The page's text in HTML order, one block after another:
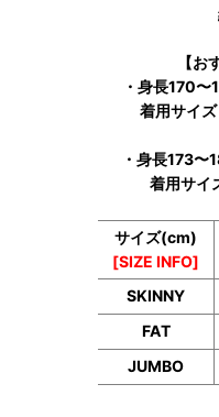
【お
・身長170
着用サイ
・身長173
着用サイ
サイズ(cm)
[SIZE INFO]
SKINNY
FAT
JUMBO